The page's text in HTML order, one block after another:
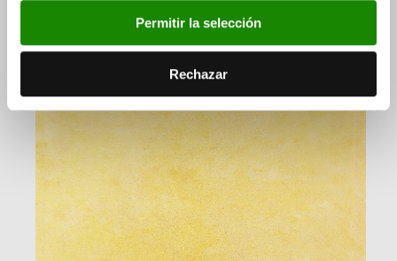
Permitir la selección
Rechazar
Ver también